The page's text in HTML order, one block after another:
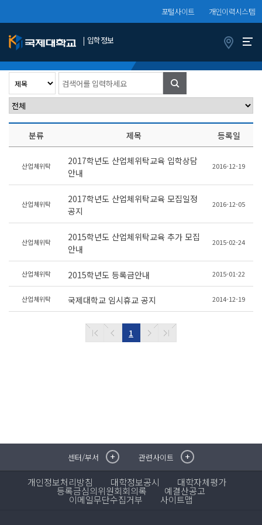
포털사이트 개인이력시스템
입학정보공지사항
Total :5 (1/1Page)
분류 제목 등록일
산업체위탁
2017학년도 산업체위탁교육 입학상담
안내
2016-12-19
산업체위탁
2017학년도 산업체위탁교육 모집일정
공지
2016-12-05
산업체위탁
2015학년도 산업체위탁교육 추가 모집
안내
2015-02-24
산업체위탁 2015학년도 등록금안내 2015-01-22
산업체위탁 국제대학교 임시휴교 공지 2014-12-19
1
센터/부서취·창업지원센터
국제대학교 입학안내
학술정보원
학생생활관
관련사이트이메일무단수집거부
무선인터넷이용안내
포탈사이트
증명발급사이트
개인정보처리방침 대학정보공시 대학자체평가
등록금심의위원회회의록 예결산공고
이메일무단수집거부 사이트맵